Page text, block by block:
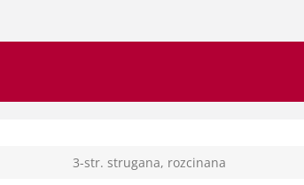
3-str. strugana, rozcinana